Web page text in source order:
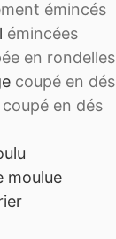
émincés
émincées
en rondelles
coupé en dés
coupé en dés
moulue